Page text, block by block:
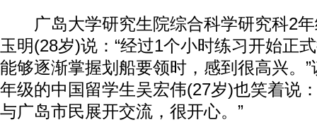
广岛大学研究生院综合科学研究科2年
玉明(28岁)说：“经过1个小时练习开始正
能够逐渐掌握划船要领时，感到很高兴。
年级的中国留学生吴宏伟(27岁)也笑着说
与广岛市民展开交流，很开心。”